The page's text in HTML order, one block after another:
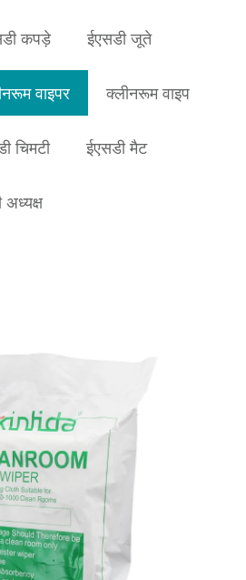
कपड़े ईएसडी जूते
वाइपर क्लीनरूम वाइप
चिमटी ईएसडी मैट
अध्यक्ष